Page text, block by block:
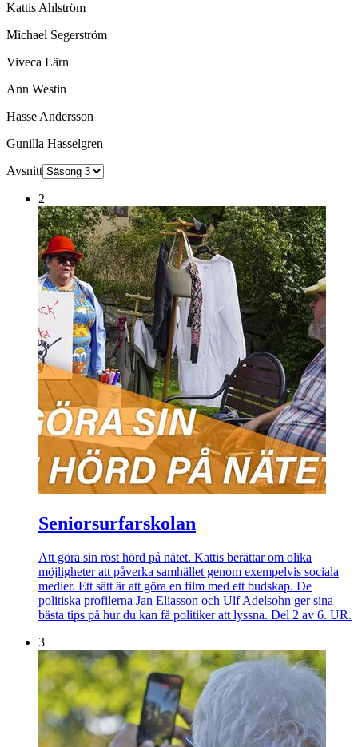
Kattis Ahlström
Michael Segerström
Viveca Lärn
Ann Westin
Hasse Andersson
Gunilla Hasselgren
Avsnitt
2
Seniorsurfarskolan
Att göra sin röst hörd på nätet. Kattis berättar om olika
möjligheter att påverka samhället genom exempelvis sociala
medier. Ett sätt är att göra en film med ett budskap. De
politiska profilerna Jan Eliasson och Ulf Adelsohn ger sina
bästa tips på hur du kan få politiker att lyssna. Del 2 av 6. UR.
3